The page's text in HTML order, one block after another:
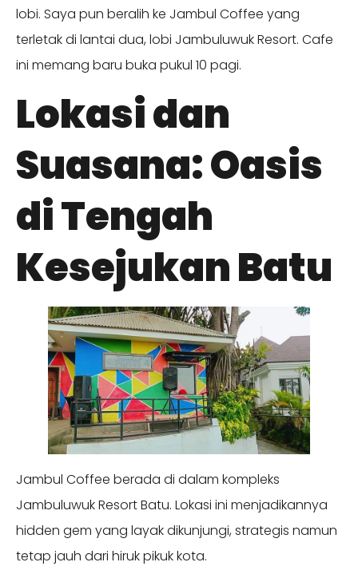
lobi. Saya pun beralih ke Jambul Coffee yang
terletak di lantai dua, lobi Jambuluwuk Resort. Cafe
ini memang baru buka pukul 10 pagi.
Lokasi dan
Suasana: Oasis
di Tengah
Kesejukan Batu
Jambul Coffee berada di dalam kompleks
Jambuluwuk Resort Batu. Lokasi ini menjadikannya
hidden gem yang layak dikunjungi, strategis namun
tetap jauh dari hiruk pikuk kota.